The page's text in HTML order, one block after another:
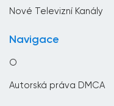
Nové Televizní Kanály
Navigace
O
Autorská práva DMCA